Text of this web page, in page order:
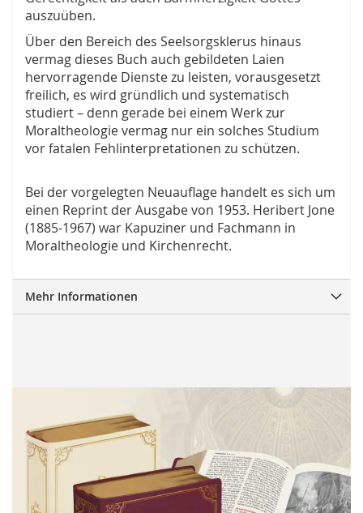
auszuüben.
Über den Bereich des Seelsorgsklerus hinaus
vermag dieses Buch auch gebildeten Laien
hervorragende Dienste zu leisten, vorausgesetzt
freilich, es wird gründlich und systematisch
studiert – denn gerade bei einem Werk zur
Moraltheologie vermag nur ein solches Studium
vor fatalen Fehlinterpretationen zu schützen.
Bei der vorgelegten Neuauflage handelt es sich um
einen Reprint der Ausgabe von 1953. Heribert Jone
(1885-1967) war Kapuziner und Fachmann in
Moraltheologie und Kirchenrecht.
Mehr Informationen